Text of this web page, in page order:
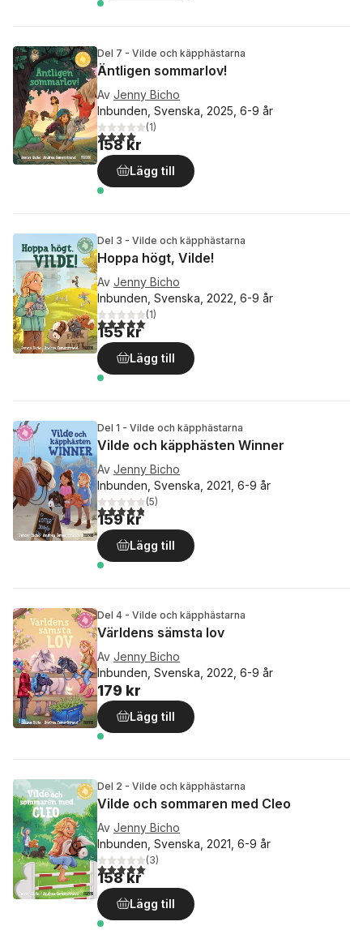
Del 7 - Vilde och käpphästarna
Äntligen sommarlov!
Av Jenny Bicho
Inbunden, Svenska, 2025, 6-9 år
4,0utav 5 stjärnor. Totalt antal röster:
(1)
158 kr
Lägg till
Del 3 - Vilde och käpphästarna
Hoppa högt, Vilde!
Av Jenny Bicho
Inbunden, Svenska, 2022, 6-9 år
5,0utav 5 stjärnor. Totalt antal röster:
(1)
155 kr
Lägg till
Del 1 - Vilde och käpphästarna
Vilde och käpphästen Winner
Av Jenny Bicho
Inbunden, Svenska, 2021, 6-9 år
4,8utav 5 stjärnor. Totalt antal röster:
(5)
159 kr
Lägg till
Del 4 - Vilde och käpphästarna
Världens sämsta lov
Av Jenny Bicho
Inbunden, Svenska, 2022, 6-9 år
179 kr
Lägg till
Del 2 - Vilde och käpphästarna
Vilde och sommaren med Cleo
Av Jenny Bicho
Inbunden, Svenska, 2021, 6-9 år
5,0utav 5 stjärnor. Totalt antal röster:
(3)
158 kr
Lägg till